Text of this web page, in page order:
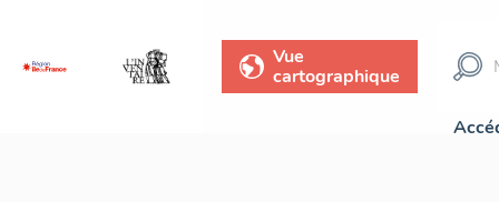
Vue
cartographique